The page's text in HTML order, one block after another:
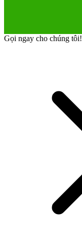
Gọi ngay cho chúng tôi!